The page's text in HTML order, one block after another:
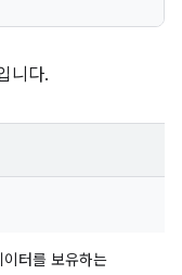
니다.
터를 보유하는